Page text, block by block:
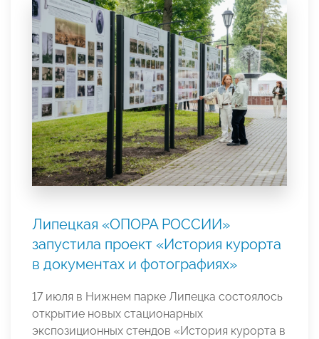
Липецкая «ОПОРА РОССИИ»
запустила проект «История курорта
в документах и фотографиях»
17 июля в Нижнем парке Липецка состоялось
открытие новых стационарных
экспозиционных стендов «История курорта в